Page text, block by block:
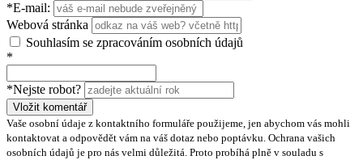
*E-mail:
Webová stránka
Souhlasím se zpracováním osobních údajů
*
*Nejste robot?
Vložit komentář
Vaše osobní údaje z kontaktního formuláře použijeme, jen abychom vás mohli
kontaktovat a odpovědět vám na váš dotaz nebo poptávku. Ochrana vašich
osobních údajů je pro nás velmi důležitá. Proto probíhá plně v souladu s